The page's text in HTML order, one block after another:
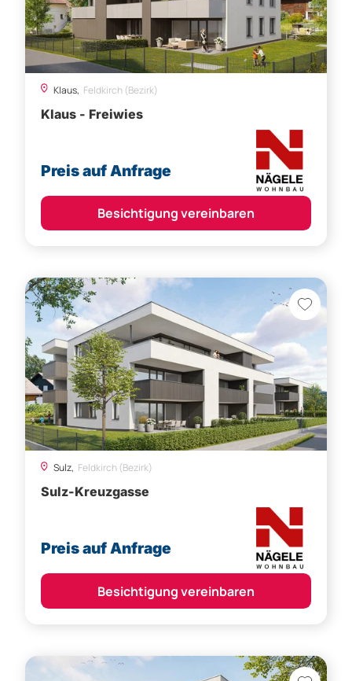
Klaus, Feldkirch (Bezirk)
Klaus - Freiwies
Preis auf Anfrage
Besichtigung vereinbaren
Sulz, Feldkirch (Bezirk)
Sulz-Kreuzgasse
Preis auf Anfrage
Besichtigung vereinbaren